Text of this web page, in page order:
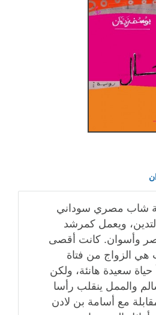
شاب مصري سوداني
ويعمل كمرشد
وأسوان. كانت أقصى
هي الزواج من فتاة
حياة سعيدة هانئة، ولكن
والممل ينقلب رأسا
مع أسامة بن لادن